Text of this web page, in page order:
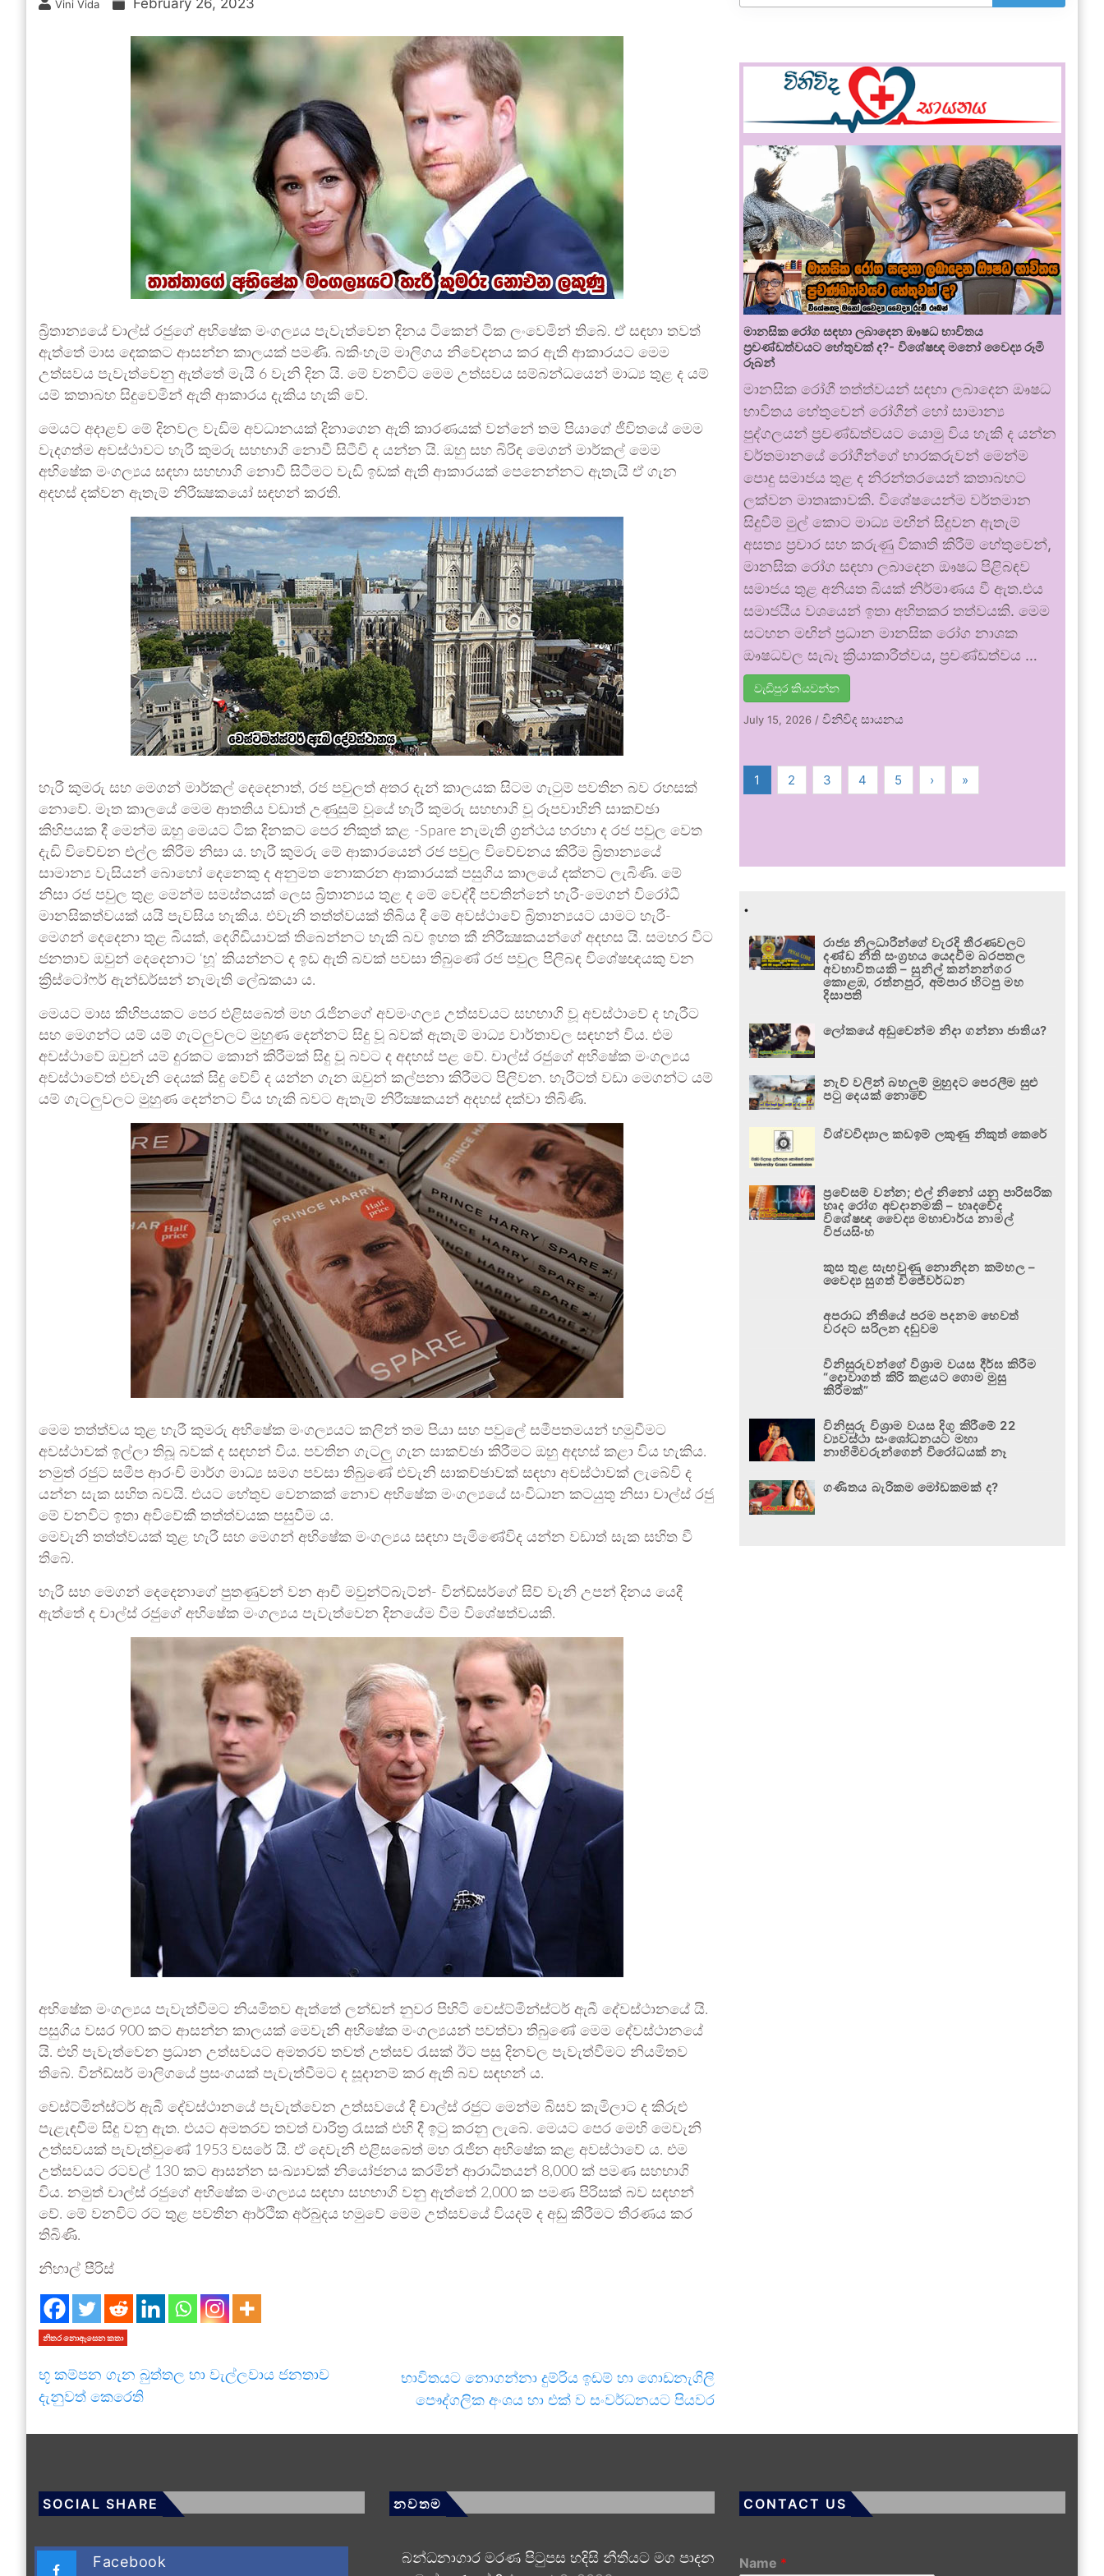
Vini Vida February 26, 2023
බ්‍රිතාන්‍යයේ චාල්ස් රජුගේ අභිෂේක මංගල්‍යය පැවැත්වෙන දිනය ටිකෙන් ටික ලංවෙමින් තිබේ. ඒ සඳහා තවත්
ඇත්තේ මාස දෙකකට ආසන්න කාලයක් පමණි. බකිංහැම් මාලිගය නිවේදනය කර ඇති ආකාරයට මෙම
උත්සවය පැවැත්වෙනු ඇත්තේ මැයි 6 වැනි දින යි. මේ වනවිට මෙම උත්සවය සම්බන්ධයෙන් මාධ්‍ය තුළ ද යම්
යම් කතාබහ සිදුවෙමින් ඇති ආකාරය දැකිය හැකි වේ.
මෙයට අදාළව මේ දිනවල වැඩිම අවධානයක් දිනාගෙන ඇති කාරණයක් වන්නේ තම පියාගේ ජීවිතයේ මෙම
වැදගත්ම අවස්ථාවට හැරී කුමරු සහභාගි නොවී සිටීවි ද යන්න යි. ඔහු සහ බිරිඳ මෙගන් මාර්කල් මෙම
අභිෂේක මංගල්‍යය සඳහා සහභාගි නොවී සිටීමට වැඩි ඉඩක් ඇති ආකාරයක් පෙනෙන්නට ඇතැයි ඒ ගැන
අදහස් දක්වන ඇතැම් නිරීක්‍ෂකයෝ සඳහන් කරති.
හැරී කුමරු සහ මෙගන් මාර්කල් දෙදෙනාත්, රජ පවුලත් අතර දැන් කාලයක සිටම ගැටුම් පවතින බව රහසක්
නොවේ. මෑත කාලයේ මෙම ආතතිය වඩාත් උණුසුම් වූයේ හැරී කුමරු සහභාගි වූ රූපවාහිනි සාකච්ඡා
කිහිපයක දී මෙන්ම ඔහු මෙයට ටික දිනකට පෙර නිකුත් කළ -Spare නැමැති ග්‍රන්ථය හරහා ද රජ පවුල වෙත
දැඩි විවේචන එල්ල කිරීම නිසා ය. හැරී කුමරු මේ ආකාරයෙන් රජ පවුල විවේචනය කිරීම බ්‍රිතාන්‍යයේ
සාමාන්‍ය වැසියන් බොහෝ දෙනෙකු ද අනුමත නොකරන ආකාරයක් පසුගිය කාලයේ දක්නට ලැබිණි. මේ
නිසා රජ පවුල තුළ මෙන්ම සමස්තයක් ලෙස බ්‍රිතාන්‍යය තුළ ද මේ වෙද්දී පවතින්නේ හැරී-මෙගන් විරෝධී
මානසිකත්වයක් යයි පැවසිය හැකිය. එවැනි තත්ත්වයක් තිබිය දී මේ අවස්ථාවේ බ්‍රිතාන්‍යයට යාමට හැරී-
මෙගන් දෙදෙනා තුළ බියක්, දෙගිඩියාවක් තිබෙන්නට හැකි බව ඉහත කී නිරීක්‍ෂකයන්ගේ අදහස යි. සමහර විට
ජනතාව ඔවුන් දෙදෙනාට ‘හූ’ කියන්නට ද ඉඩ ඇති බවක් පවසා තිබුණේ රජ පවුල පිලිබඳ විශේෂඥයකු වන
ක්‍රිස්ටෝෆර් ඇන්ඩර්සන් නැමැති ලේඛකයා ය.
මෙයට මාස කිහිපයකට පෙර එළිසබෙත් මහ රැජිනගේ අවමංගල්‍ය උත්සවයට සහභාගි වූ අවස්ථාවේ ද හැරීට
සහ මෙගන්ට යම් යම් ගැටලුවලට මුහුණ දෙන්නට සිදු වූ බවක් ඇතැම් මාධ්‍ය වාර්තාවල සඳහන් විය. එම
අවස්ථාවේ ඔවුන් යම් දුරකට කොන් කිරීමක් සිදු වූ බවට ද අදහස් පළ වේ. චාල්ස් රජුගේ අභිෂේක මංගල්‍යය
අවස්ථාවේත් එවැනි දෙයක් සිදු වේවි ද යන්න ගැන ඔවුන් කල්පනා කිරීමට පිලිවන. හැරීටත් වඩා මෙගන්ට යම්
යම් ගැටලුවලට මුහුණ දෙන්නට විය හැකි බවට ඇතැම් නිරීක්‍ෂකයන් අදහස් දක්වා තිබිණි.
මෙම තත්ත්වය තුළ හැරී කුමරු අභිෂේක මංගල්‍යයට කලින් තම පියා සහ පවුලේ සමීපතමයන් හමුවීමට
අවස්ථාවක් ඉල්ලා තිබූ බවක් ද සඳහන් විය. පවතින ගැටලු ගැන සාකච්ඡා කිරීමට ඔහු අදහස් කළා විය හැකිය.
නමුත් රජුට සමීප ආරංචි මාර්ග මාධ්‍ය සමග පවසා තිබුණේ එවැනි සාකච්ඡාවක් සඳහා අවස්ථාවක් ලැබේවි ද
යන්න සැක සහිත බවයි. එයට හේතුව වෙනකක් නොව අභිෂේක මංගල්‍යයේ සංවිධාන කටයුතු නිසා චාල්ස් රජු
මේ වනවිට ඉතා අවිවේකී තත්ත්වයක පසුවීම ය.
මෙවැනි තත්ත්වයක් තුළ හැරී සහ මෙගන් අභිෂේක මංගල්‍යය සඳහා පැමිණේවිද යන්න වඩාත් සැක සහිත වී
තිබේ.
හැරී සහ මෙගන් දෙදෙනාගේ පුතණුවන් වන ආචී මවුන්ට්බැට්න්- වින්ඩ්සර්ගේ සිව් වැනි උපන් දිනය යෙදී
ඇත්තේ ද චාල්ස් රජුගේ අභිෂේක මංගල්‍යය පැවැත්වෙන දිනයේම වීම විශේෂත්වයකි.
අභිෂේක මංගල්‍යය පැවැත්වීමට නියමිතව ඇත්තේ ලන්ඩන් නුවර පිහිටි වෙස්ට්මින්ස්ටර් ඇබී දේවස්ථානයේ යි.
පසුගිය වසර 900 කට ආසන්න කාලයක් මෙවැනි අභිෂේක මංගල්‍යයන් පවත්වා තිබුණේ මෙම දේවස්ථානයේ
යි. එහි පැවැත්වෙන ප්‍රධාන උත්සවයට අමතරව තවත් උත්සව රැසක් ඊට පසු දිනවල පැවැත්වීමට නියමිතව
තිබේ. වින්ඩ්සර් මාලිගයේ ප්‍රසංගයක් පැවැත්වීමට ද සූදානම් කර ඇති බව සඳහන් ය.
වෙස්ට්මින්ස්ටර් ඇබී දේවස්ථානයේ පැවැත්වෙන උත්සවයේ දී චාල්ස් රජුට මෙන්ම බිසව කැමිලාට ද කිරුළු
පැළැඳවීම සිදු වනු ඇත. එයට අමතරව තවත් චාරිත්‍ර රැසක් එහි දී ඉටු කරනු ලැබේ. මෙයට පෙර මෙහි මෙවැනි
උත්සවයක් පැවැත්වුණේ 1953 වසරේ යි. ඒ දෙවැනි එළිසබෙත් මහ රැජින අභිෂේක කළ අවස්ථාවේ ය. එම
උත්සවයට රටවල් 130 කට ආසන්න සංඛ්‍යාවක් නියෝජනය කරමින් ආරාධිතයන් 8,000 ක් පමණ සහභාගි
විය. නමුත් චාල්ස් රජුගේ අභිෂේක මංගල්‍යය සඳහා සහභාගි වනු ඇත්තේ 2,000 ක පමණ පිරිසක් බව සඳහන්
වේ. මේ වනවිට රට තුළ පවතින ආර්ථික අර්බුදය හමුවේ මෙම උත්සවයේ වියදම් ද අඩු කිරීමට තීරණය කර
තිබිණි.
නිහාල් පීරිස්
නිතර නොඇසෙන කතා
භූ කම්පන ගැන බුත්තල හා වැල්ලවාය ජනතාව
දැනුවත් කෙරෙති
භාවිතයට නොගන්නා දුම්රිය ඉඩම් හා ගොඩනැගිලි
පෞද්ගලික අංශය හා එක් ව සංවර්ධනයට පියවර
මානසික රෝග සඳහා ලබාදෙන ඖෂධ භාවිතය
ප්‍රචණ්ඩත්වයට හේතුවක් ද?- විශේෂඥ මනෝ වෛද්‍ය රූමි
රූබන්
මානසික රෝගී තත්ත්වයන් සඳහා ලබාදෙන ඖෂධ
භාවිතය හේතුවෙන් රෝගීන් හෝ සාමාන්‍ය
පුද්ගලයන් ප්‍රචණ්ඩත්වයට යොමු විය හැකි ද යන්න
වර්තමානයේ රෝගීන්ගේ භාරකරුවන් මෙන්ම
පොදු සමාජය තුළ ද නිරන්තරයෙන් කතාබහට
ලක්වන මාතෘකාවකි. විශේෂයෙන්ම වර්තමාන
සිදුවීම් මුල් කොට මාධ්‍ය මඟින් සිදුවන ඇතැම්
අසත්‍ය ප්‍රචාර සහ කරුණු විකෘති කිරීම් හේතුවෙන්,
මානසික රෝග සඳහා ලබාදෙන ඖෂධ පිළිබඳව
සමාජය තුළ අනියත බියක් නිර්මාණය වී ඇත.එය
සමාජයීය වශයෙන් ඉතා අහිතකර තත්වයකි. මෙම
සටහන මඟින් ප්‍රධාන මානසික රෝග නාශක
ඖෂධවල සැබෑ ක්‍රියාකාරීත්වය, ප්‍රචණ්ඩත්වය …
වැඩිපුර කියවන්න
July 15, 2026 /විනිවිද සායනය
1 2 3 4 5 › »
.
රාජ්‍ය නිලධාරීන්ගේ වැරදි තීරණවලට
දණ්ඩ නීති සංග්‍රහය යෙදවීම බරපතල
අවභාවිතයකි – සුනිල් කන්නන්ගර
කොළඹ, රත්නපුර, අම්පාර හිටපු මහ
දිසාපති
ලෝකයේ අඩුවෙන්ම නිදා ගන්නා ජාතිය?
නැව් වලින් බහලුම් මුහුදට පෙරලීම සුළු
පටු දෙයක් නොවේ
විශ්වවිද්‍යාල කඩඉම් ලකුණු නිකුත් කෙරේ
ප්‍රවේසම් වන්න; එල් නිනෝ යනු පාරිසරික
හෘද රෝග අවදානමකි – හෘදවේද
විශේෂඥ වෛද්‍ය මහාචාර්ය නාමල්
විජයසිංහ
කුස තුළ සැඟවුණු නොනිදන කම්හල –
වෛද්‍ය සුගත් විජේවර්ධන
අපරාධ නීතියේ පරම පදනම හෙවත්
වරදට සරිලන දඬුවම
විනිසුරුවන්ගේ විශ්‍රාම වයස දීර්ඝ කිරීම
“දොවාගත් කිරි කළයට ගොම මුසු
කිරීමක්”
විනිසුරු විශ්‍රාම වයස දිගු කිරීමේ 22
ව්‍යවස්ථා සංශෝධනයට මහා
නාහිමිවරුන්ගෙන් විරෝධයක් නෑ
ගණිතය බැරිකම මෝඩකමක් ද?
SOCIAL SHARE
Facebook
නවතම
බන්ධනාගාර මරණ පිටුපස හදිසි නීතියට මග පාදන
CONTACT US
Name *